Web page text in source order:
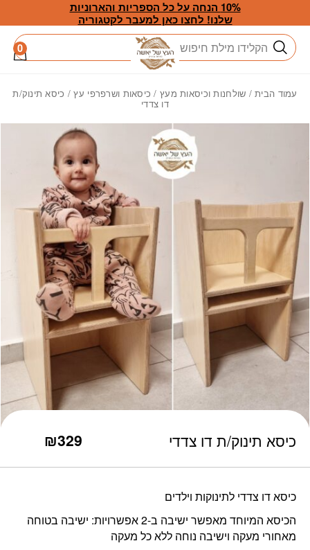
Skip to Content
10% הנחה על כל הספריות והארוניות
שלנו! לחצו כאן למעבר לקטגוריה
חיפוש 0
עמוד הבית/ שולחנות וכיסאות מעץ/ כיסאות ושרפרפי עץ/ כיסא תינוק/ת
דו צדדי
כיסא תינוק/ת דו צדדי ₪329
כיסא דו צדדי לתינוקות וילדים
הכיסא המיוחד מאפשר ישיבה ב-2 אפשרויות: ישיבה בטוחה
מאחורי מעקה וישיבה נוחה ללא כל מעקה
כמות כיסא תינוק/ת דו צדדי